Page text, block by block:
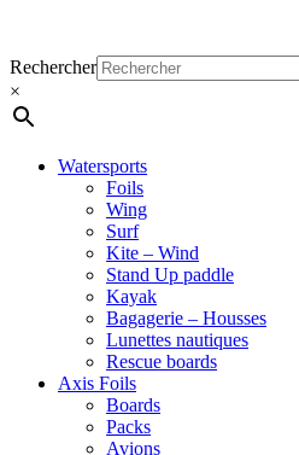
Close
Menu
Rechercher
×
Watersports
Foils
Wing
Surf
Kite – Wind
Stand Up paddle
Kayak
Bagagerie – Housses
Lunettes nautiques
Rescue boards
Axis Foils
Boards
Packs
Avions